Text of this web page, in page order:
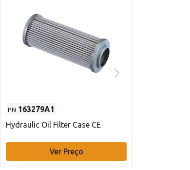
PN 163279A1
Hydraulic Oil Filter Case CE
Ver Preço